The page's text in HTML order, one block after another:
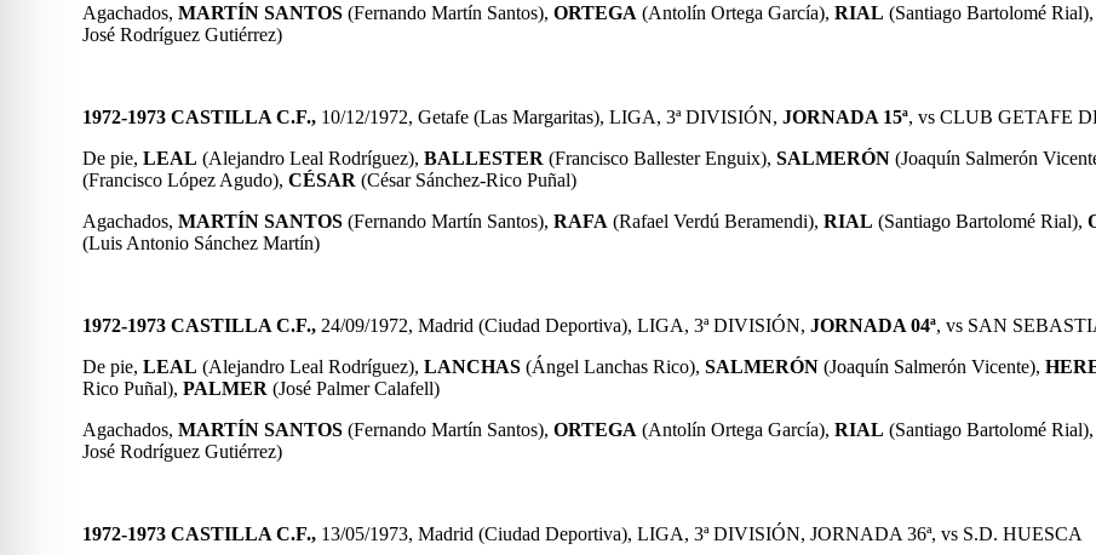
Agachados, MARTÍN SANTOS (Fernando Martín Santos), ORTEGA (Antolín Ortega García), RIAL (Santiago Bartolomé Rial),
José Rodríguez Gutiérrez)
1972-1973 CASTILLA C.F., 10/12/1972, Getafe (Las Margaritas), LIGA, 3ª DIVISIÓN, JORNADA 15ª, vs CLUB GETAFE
De pie, LEAL (Alejandro Leal Rodríguez), BALLESTER (Francisco Ballester Enguix), SALMERÓN (Joaquín Salmerón
(Francisco López Agudo), CÉSAR (César Sánchez-Rico Puñal)
Agachados, MARTÍN SANTOS (Fernando Martín Santos), RAFA (Rafael Verdú Beramendi), RIAL (Santiago Bartolomé Rial),
(Luis Antonio Sánchez Martín)
1972-1973 CASTILLA C.F., 24/09/1972, Madrid (Ciudad Deportiva), LIGA, 3ª DIVISIÓN, JORNADA 04ª, vs SAN
De pie, LEAL (Alejandro Leal Rodríguez), LANCHAS (Ángel Lanchas Rico), SALMERÓN (Joaquín Salmerón Vicente),
Rico Puñal), PALMER (José Palmer Calafell)
Agachados, MARTÍN SANTOS (Fernando Martín Santos), ORTEGA (Antolín Ortega García), RIAL (Santiago Bartolomé Rial),
José Rodríguez Gutiérrez)
1972-1973 CASTILLA C.F., 13/05/1973, Madrid (Ciudad Deportiva), LIGA, 3ª DIVISIÓN, JORNADA 36ª, vs S.D. HUESCA